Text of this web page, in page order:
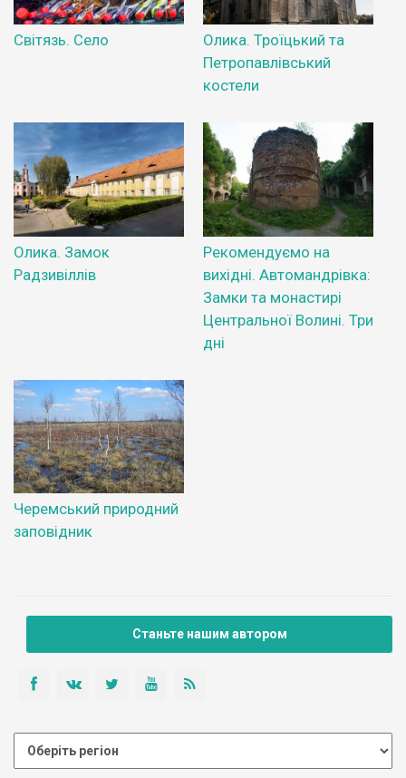
Світязь. Село
Олика. Троїцький та
Петропавлівський
костели
Олика. Замок
Радзивіллів
Рекомендуємо на
вихідні. Автомандрівка:
Замки та монастирі
Центральної Волині. Три
дні
Черемський природний
заповідник
Станьте нашим автором